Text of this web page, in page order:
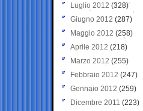
Luglio 2012 (328)
Giugno 2012 (287)
Maggio 2012 (258)
Aprile 2012 (218)
Marzo 2012 (255)
Febbraio 2012 (247)
Gennaio 2012 (259)
Dicembre 2011 (223)